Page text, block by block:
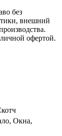
без
внешний
офертой.
Окна,